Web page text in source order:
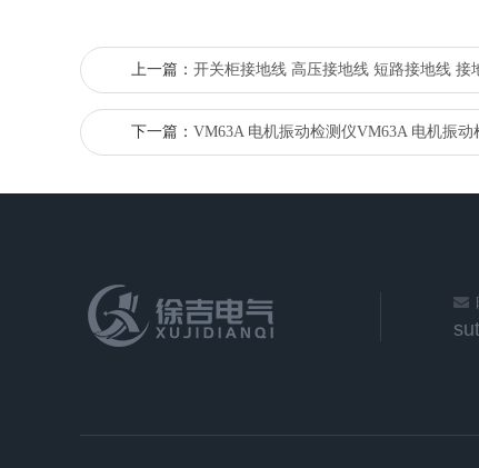
上一篇： 开关柜接地线 高压接地线 短路接地线 接
下一篇： VM63A 电机振动检测仪VM63A 电机振动